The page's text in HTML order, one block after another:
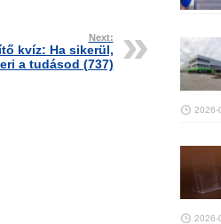
Next:
kvíz: Ha sikerül,
a tudásod (737)
2026-
2026-